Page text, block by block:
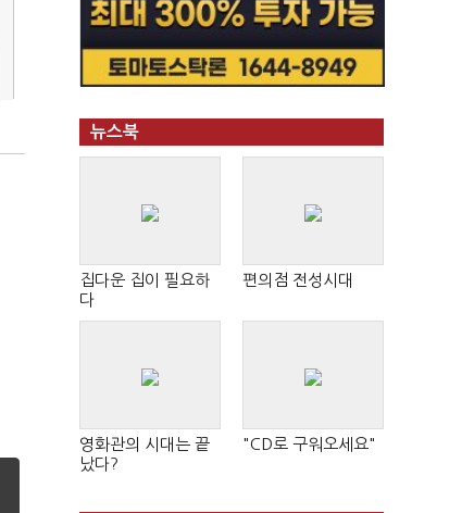
뉴스북
집다운 집이 필요하
다
편의점 전성시대
영화관의 시대는 끝
났다?
"CD로 구워오세요"